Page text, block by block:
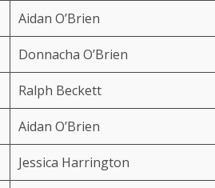
Aidan O’Brien
Donnacha O’Brien
Ralph Beckett
Aidan O’Brien
Jessica Harrington